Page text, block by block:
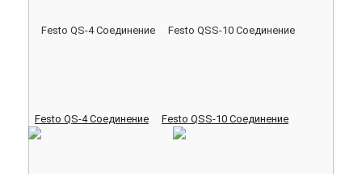
Festo QS-4 Соединение Festo QSS-10 Соединение